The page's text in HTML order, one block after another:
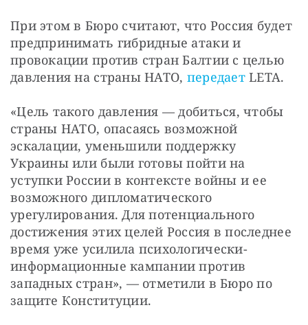
При этом в Бюро считают, что Россия будет
предпринимать гибридные атаки и
провокации против стран Балтии с целью
давления на страны НАТО, передает LETA.
«Цель такого давления — добиться, чтобы
страны НАТО, опасаясь возможной
эскалации, уменьшили поддержку
Украины или были готовы пойти на
уступки России в контексте войны и ее
возможного дипломатического
урегулирования. Для потенциального
достижения этих целей Россия в последнее
время уже усилила психологически-
информационные кампании против
западных стран», — отметили в Бюро по
защите Конституции.